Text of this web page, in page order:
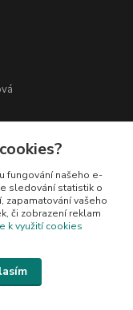
fungování našeho e-
sledování statistik o
zapamatování vašeho
či zobrazení reklam
k využití cookies